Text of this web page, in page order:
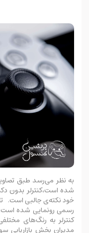
به نظر می‌رسد طبق
شده است،کنترلر بدون
خود نکته‌ی جالبی است. تا
رسمی رونمایی شده
کنترلر به رنگ‌های